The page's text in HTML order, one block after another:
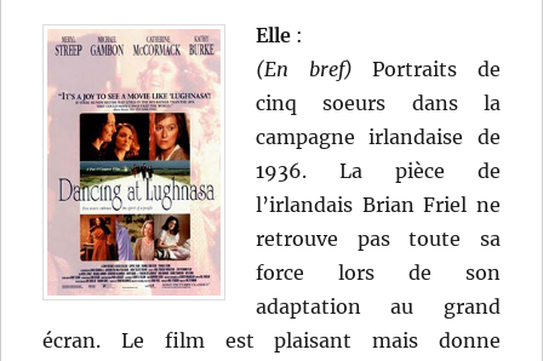
Elle :
(En bref) Portraits de
cinq soeurs dans la
campagne irlandaise de
1936. La pièce de
l’irlandais Brian Friel ne
retrouve pas toute sa
force lors de son
adaptation au grand
écran. Le film est plaisant mais donne